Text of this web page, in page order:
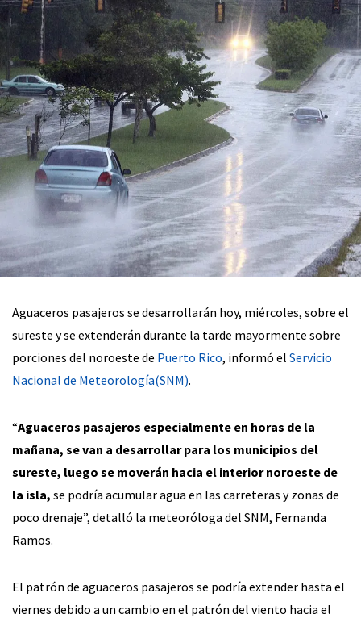
Aguaceros pasajeros se desarrollarán hoy, miércoles, sobre el
sureste y se extenderán durante la tarde mayormente sobre
porciones del noroeste de Puerto Rico, informó el Servicio
Nacional de Meteorología(SNM).
“Aguaceros pasajeros especialmente en horas de la
mañana, se van a desarrollar para los municipios del
sureste, luego se moverán hacia el interior noroeste de
la isla, se podría acumular agua en las carreteras y zonas de
poco drenaje”, detalló la meteoróloga del SNM, Fernanda
Ramos.
El patrón de aguaceros pasajeros se podría extender hasta el
viernes debido a un cambio en el patrón del viento hacia el